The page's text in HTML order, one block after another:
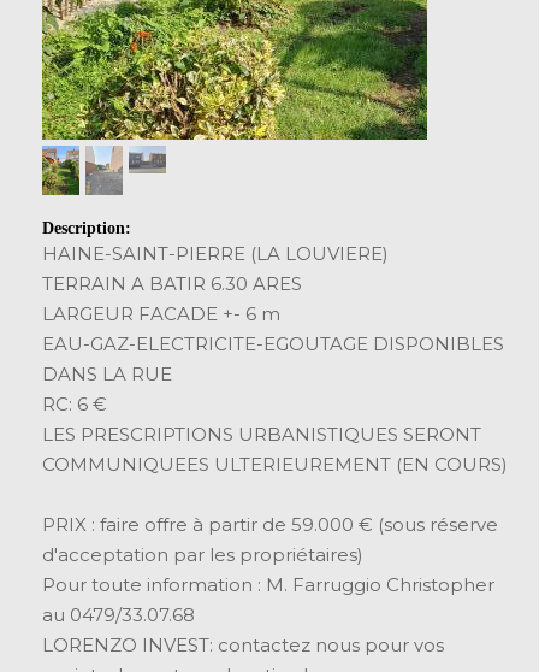
Description:
HAINE-SAINT-PIERRE (LA LOUVIERE)
TERRAIN A BATIR 6.30 ARES
LARGEUR FACADE +- 6 m
EAU-GAZ-ELECTRICITE-EGOUTAGE DISPONIBLES
DANS LA RUE
RC: 6 €
LES PRESCRIPTIONS URBANISTIQUES SERONT
COMMUNIQUEES ULTERIEUREMENT (EN COURS)
PRIX : faire offre à partir de 59.000 € (sous réserve
d'acceptation par les propriétaires)
Pour toute information : M. Farruggio Christopher
au 0479/33.07.68
LORENZO INVEST: contactez nous pour vos